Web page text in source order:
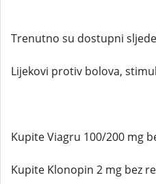
Trenutno su dostupni
Lijekovi protiv bolova,
Kupite Viagru 100/200 mg
Kupite Klonopin 2 mg bez